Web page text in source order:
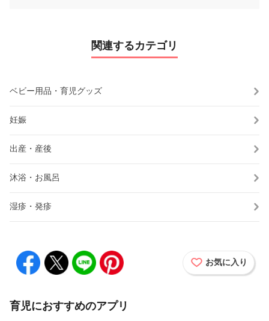
関連するカテゴリ
ベビー用品・育児グッズ
妊娠
出産・産後
沐浴・お風呂
湿疹・発疹
お気に入り
育児におすすめのアプリ